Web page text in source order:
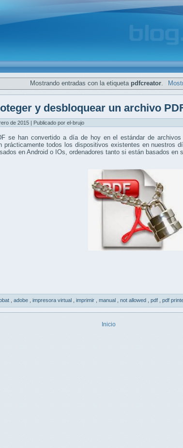
Mostrando entradas con la etiqueta pdfcreator
y desbloquear un archivo
de 2015 | Publicado por el-brujo
se han convertido a día de hoy en el estándar de
prácticamente todos los dispositivos existentes en nuestros
en Android o IOs, ordenadores tanto si están basados en
adobe impresora virtual imprimir manual not allowed pdf pdf
Inicio